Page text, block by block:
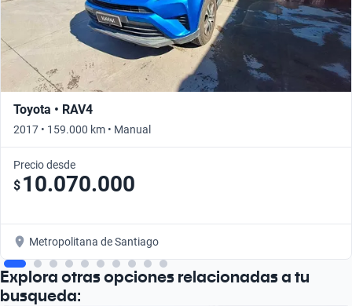
Toyota • RAV4
2017 • 159.000 km • Manual
Precio desde
$ 10.070.000
Metropolitana de Santiago
Explora otras opciones relacionadas a tu
busqueda: